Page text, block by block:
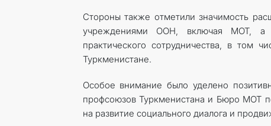
Стороны также отметили значимость
учреждениями ООН, включая МОТ, а
практического сотрудничества, в том
Туркменистане.
Особое внимание было уделено
профсоюзов Туркменистана и Бюро МОТ
на развитие социального диалога и